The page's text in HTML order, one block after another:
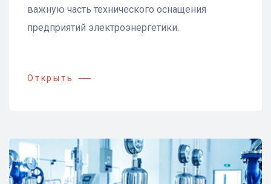
важную часть технического оснащения
предприятий электроэнергетики.
Открыть